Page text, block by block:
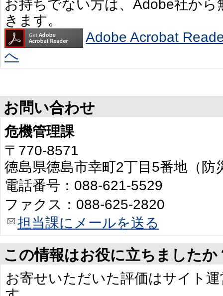
お持ちでない方は、Adobe社か
きます。
Adobe Acrobat
へ
お問い合わせ
危機管理課
〒770-8571
徳島県徳島市幸町2丁目5番地（防
電話番号：088-621-5529
ファクス：088-625-2820
担当課にメールを送る
この情報はお役に立ちましたか
お寄せいただいた評価はサイト